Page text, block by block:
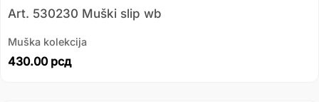
Art. 530230 Muški slip wb
Muška kolekcija
430.00 рсд